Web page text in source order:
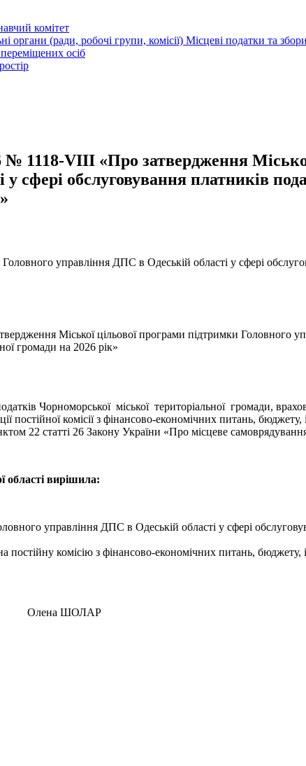
комітет
органи (ради, робочі групи, комісії) Місцеві податки та збори
осіб
№ 1118-VIII «Про затвердження
сфері обслуговування платників
управління ДПС в Одеській області у сфері
Міської цільової програми підтримки Головного
громади на 2026 рік»
Чорноморської міської територіальної громади,
комісії з фінансово-економічних питань, бюджету,
22 статті 26 Закону України «Про місцеве
області вирішила:
управління ДПС в Одеській області у сфері
комісію з фінансово-економічних питань, бюджету,
ШОЛАР